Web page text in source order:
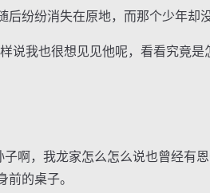
纷消失在原地，而那个少年却没
我也很想见见他呢，看看究竟是
啊，我龙家怎么怎么说也曾经有
的桌子。